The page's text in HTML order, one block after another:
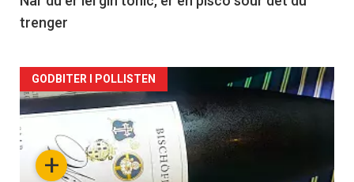
trenger
Forsiden
akkurat
nå+
GODBITER I POLLISTEN